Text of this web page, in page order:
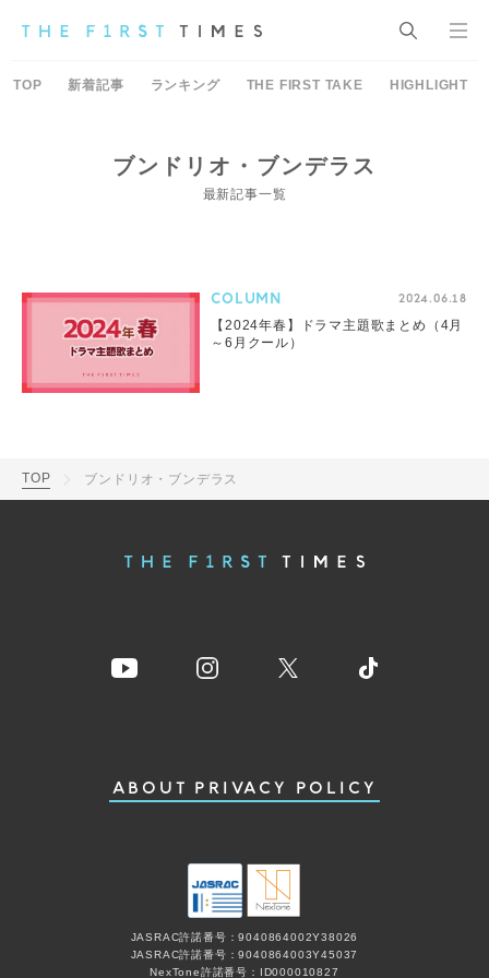
TOP 新着記事 ランキング THE FIRST TAKE HIGHLIGHT
ブンドリオ・ブンデラス
最新記事一覧
COLUMN 2024.06.18
【2024年春】ドラマ主題歌まとめ（4月
～6月クール）
TOP ブンドリオ・ブンデラス
ABOUT PRIVACY POLICY
JASRAC許諾番号：9040864002Y38026
JASRAC許諾番号：9040864003Y45037
NexTone許諾番号：ID000010827